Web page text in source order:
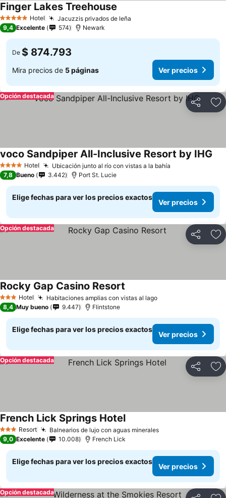
5 Estrellas Hotel Jacuzzis privados de leña
Finger Lakes Treehouse
9,4 Excelente 574 Newark
De $ 874.793
Mira precios de 5 páginas Ver precios
Compartir
Opción destacada
4 EstrellasHotel Ubicación junto al río con vistas a la bahía
voco Sandpiper All-Inclusive Resort by IHG
7,8 Bueno 3.442 Port St. Lucie
Elige fechas para ver los precios exactos
Ver precios
Compartir
Opción destacada
3 Estrellas
Hotel Habitaciones amplias con vistas al lago
Rocky Gap Casino Resort
8,4 Muy bueno 9.447 Flintstone
Elige fechas para ver los precios exactos
Ver precios
Compartir
Opción destacada
3 EstrellasResort Balnearios de lujo con aguas minerales
French Lick Springs Hotel
9,0 Excelente 10.008 French Lick
Elige fechas para ver los precios exactos
Ver precios
Opción destacada